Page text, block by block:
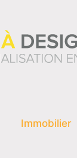
Immobilier